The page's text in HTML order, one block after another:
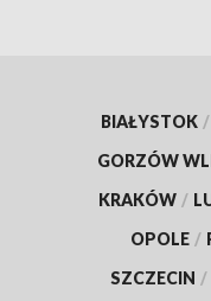
BIAŁYSTOK /
GORZÓW
KRAKÓW /
OPOLE /
SZCZECIN /